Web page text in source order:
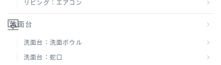
リビング：エアコン
洗面台
洗面台：洗面ボウル
洗面台：蛇口